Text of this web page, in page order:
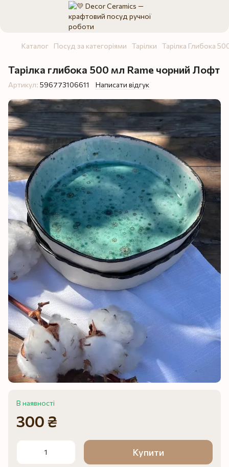
Каталог Посуд за категоріями Тарілки Тарілка Глибока
Тарілка глибока 500 мл Rame чорний Лофт
Артикул: 596773106611 Написати відгук
В наявності
300 ₴
Купити